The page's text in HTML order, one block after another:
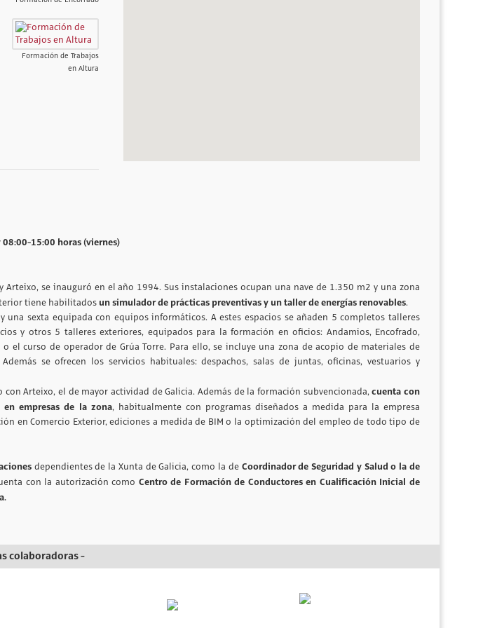
Formación de Trabajos
en Altura
15:00 horas (viernes)
Arteixo, se inauguró en el año 1994. Sus instalaciones ocupan una nave de 1.350 m2 y una zona
tiene habilitados un simulador de prácticas preventivas y un taller de energías renovables.
una sexta equipada con equipos informáticos. A estes espacios se añaden 5 completos talleres
y otros 5 talleres exteriores, equipados para la formación en oficios: Andamios, Encofrado,
o el curso de operador de Grúa Torre. Para ello, se incluye una zona de acopio de materiales de
se ofrecen los servicios habituales: despachos, salas de juntas, oficinas, vestuarios y
con Arteixo, el de mayor actividad de Galicia. Además de la formación subvencionada,cuenta con
empresas de la zona, habitualmente con programas diseñados a medida para la empresa
en Comercio Exterior, ediciones a medida de BIM o la optimización del empleo de todo tipo de
dependientes de la Xunta de Galicia, como la deCoordinador de Seguridad y Salud o la de
con la autorización como Centro de Formación de Conductores en Cualificación Inicial de
colaboradoras -